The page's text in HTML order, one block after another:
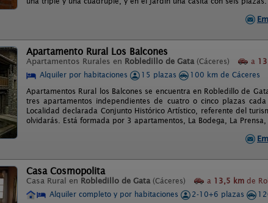
Apartamento Rural Los Balcones
Apartamentos Rurales en Robledillo de Gata (Cáceres) a
Alquiler por habitaciones
15 plazas
100 km de Cáceres
Apartamentos Rural los Balcones se encuentra en Robledillo de
tres apartamentos independientes de cuatro o cinco plazas
Localidad declarada Conjunto Histórico Artístico, referente del
olvidarás. Está formada por 3 apartamentos, La Bodega, La
Casa Cosmopolita
Casa Rural en Robledillo de Gata (Cáceres) a 13,5 km de
Alquiler completo y por habitaciones
2-10+6 plazas